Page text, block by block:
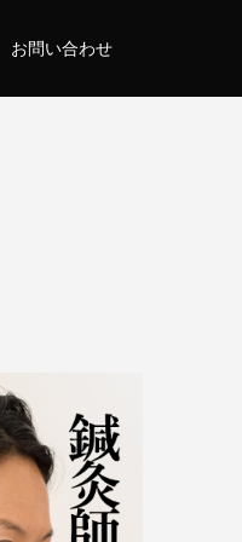
お問い合わせ